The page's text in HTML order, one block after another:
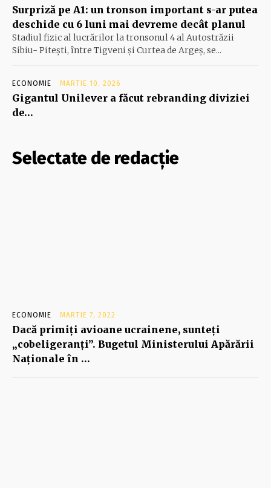
Surpriză pe A1: un tronson important s-ar putea
deschide cu 6 luni mai devreme decât planul
Stadiul fizic al lucrărilor la tronsonul 4 al Autostrăzii
Sibiu- Piteşti, între Tigveni şi Curtea de Argeş, se...
ECONOMIE MARTIE 10, 2026
Gigantul Unilever a făcut rebranding diviziei
de…
Selectate de redacție
ECONOMIE MARTIE 7, 2022
Dacă primiţi avioane ucrainene, sunteţi
„cobeligeranţi”. Bugetul Ministerului Apărării
Naţionale în …